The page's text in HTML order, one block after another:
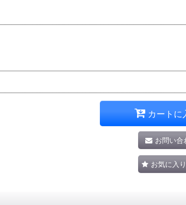
カートに
お問い合
お気に入